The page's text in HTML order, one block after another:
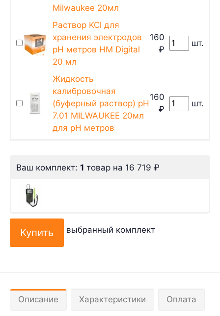
Milwaukee 20мл
Раствор KCl для
хранения электродов
pH метров HM Digital
20 мл
160
₽
шт.
Жидкость
калибровочная
(буферный раствор) pH
7.01 MILWAUKEE 20мл
для pH метров
160
₽
шт.
Ваш комплект: 1 товар на 16 719 ₽
выбранный комплект
Описание Характеристики Оплата